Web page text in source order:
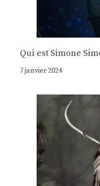
Qui est Simone
7 janvier 2024